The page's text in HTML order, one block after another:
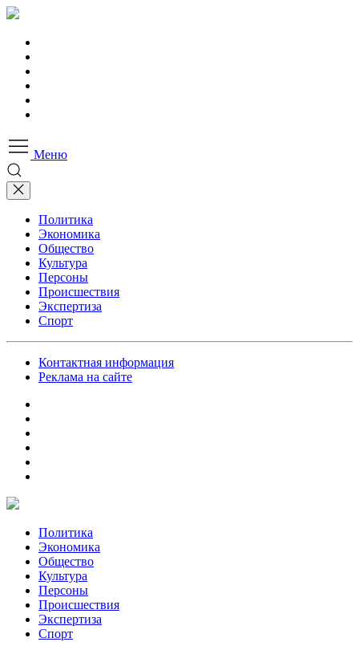
Меню
Политика
Экономика
Общество
Культура
Персоны
Происшествия
Экспертиза
Спорт
Контактная информация
Реклама на сайте
Политика
Экономика
Общество
Культура
Персоны
Происшествия
Экспертиза
Спорт